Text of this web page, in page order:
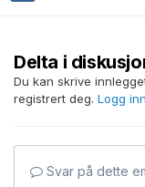
Delta i
Du kan skrive
registrert deg. Logg inn
Svar på dette